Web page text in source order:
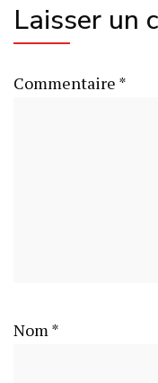
Laisser un
Commentaire *
Nom *